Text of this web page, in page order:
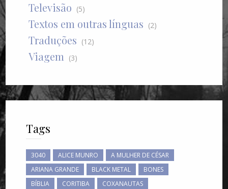
Televisão (5)
Textos em outras línguas (2)
Traduções (12)
Viagem (3)
Tags
3040 ALICE MUNRO
A MULHER DE CÉSAR
ARIANA GRANDE
BLACK METAL
BONES
BÍBLIA
CORITIBA COXANAUTAS